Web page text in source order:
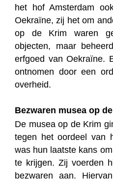
het hof Amsterdam
Oekraïne, zij het om
op de Krim waren
objecten, maar
erfgoed van Oekraïne.
ontnomen door een
overheid.
Bezwaren musea op
De musea op de Krim
tegen het oordeel van
was hun laatste kans
te krijgen. Zij voerden
bezwaren aan.